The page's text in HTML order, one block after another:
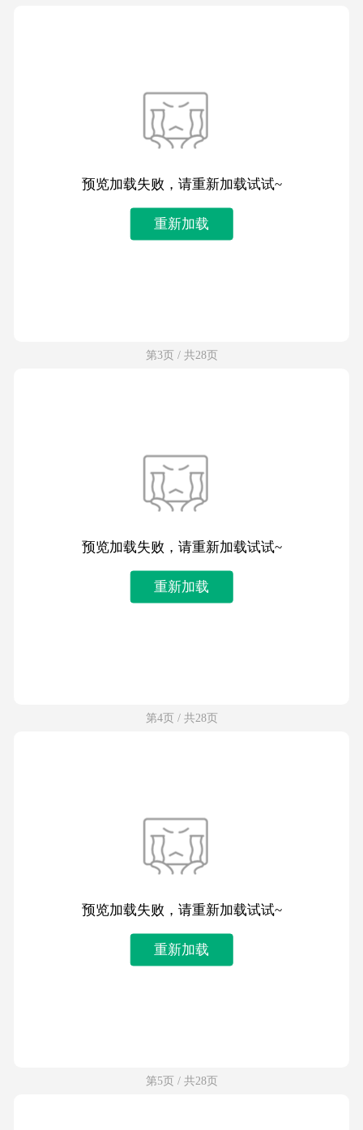
预览加载失败，请重新加载试试~
重新加载
第3页 / 共28页
预览加载失败，请重新加载试试~
重新加载
第4页 / 共28页
预览加载失败，请重新加载试试~
重新加载
第5页 / 共28页